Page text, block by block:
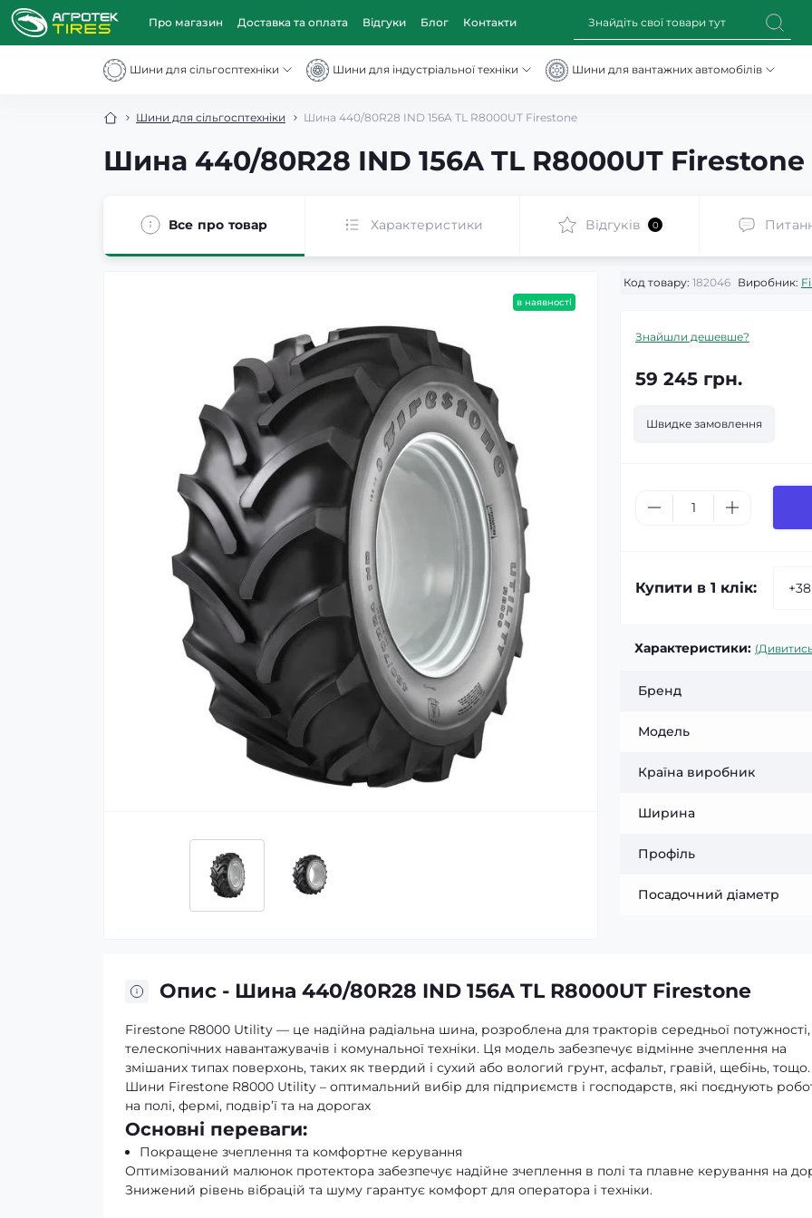
Про магазин Доставка та оплата Відгуки Блог Контакти
Шини для сільгосптехніки Шини для індустріальної техніки Шини для вантажних автомобілів
Шини для сільгосптехніки Шина 440/80R28 IND 156A TL R8000UT Firestone
Шина 440/80R28 IND 156A TL R8000UT Firestone
Все про товар Характеристики Відгуків 0
в наявності
Код товару: 182046 Виробник:
Знайшли дешевше?
59 245 грн.
Швидке замовлення
Купити в 1 клік:
Характеристики:
Бренд
Модель
Країна виробник
Ширина
Профіль
Посадочний діаметр
Опис - Шина 440/80R28 IND 156A TL R8000UT Firestone
Firestone R8000 Utility — це надійна радіальна шина, розроблена для тракторів середньої потужності,
телескопічних навантажувачів і комунальної техніки. Ця модель забезпечує відмінне зчеплення на
змішаних типах поверхонь, таких як твердий і сухий або вологий грунт, асфальт, гравій, щебінь, тощо.
Шини Firestone R8000 Utility – оптимальний вибір для підприємств і господарств, які поєднують
на полі, фермі, подвір’ї та на дорогах
Основні переваги:
Покращене зчеплення та комфортне керування
Оптимізований малюнок протектора забезпечує надійне зчеплення в полі та плавне керування на
Знижений рівень вібрацій та шуму гарантує комфорт для оператора і техніки.